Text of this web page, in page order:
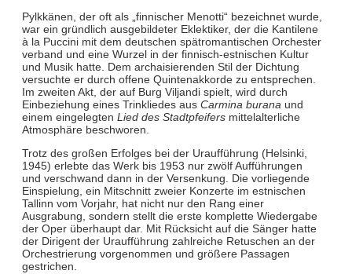
Pylkkänen, der oft als „finnischer Menotti“ bezeichnet wurde,
war ein gründlich ausgebildeter Eklektiker, der die Kantilene
à la Puccini mit dem deutschen spätromantischen Orchester
verband und eine Wurzel in der finnisch-estnischen Kultur
und Musik hatte. Dem archaisierenden Stil der Dichtung
versuchte er durch offene Quintenakkorde zu entsprechen.
Im zweiten Akt, der auf Burg Viljandi spielt, wird durch
Einbeziehung eines Trinkliedes aus Carmina burana und
einem eingelegten Lied des Stadtpfeifersmittelalterliche
Atmosphäre beschworen.
Trotz des großen Erfolges bei der Uraufführung (Helsinki,
1945) erlebte das Werk bis 1953 nur zwölf Aufführungen
und verschwand dann in der Versenkung. Die vorliegende
Einspielung, ein Mitschnitt zweier Konzerte im estnischen
Tallinn vom Vorjahr, hat nicht nur den Rang einer
Ausgrabung, sondern stellt die erste komplette Wiedergabe
der Oper überhaupt dar. Mit Rücksicht auf die Sänger hatte
der Dirigent der Uraufführung zahlreiche Retuschen an der
Orchestrierung vorgenommen und größere Passagen
gestrichen.